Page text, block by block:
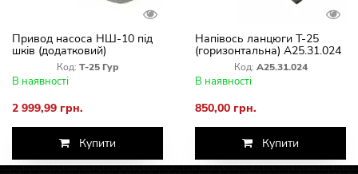
Привод насоса НШ-10 під
шків (додатковий)
Код: Т-25 Гур
В наявності
2 999,99 грн.
Купити
Напівось ланцюги Т-25
(горизонтальна) А25.31.024
Код: А25.31.024
В наявності
850,00 грн.
Купити